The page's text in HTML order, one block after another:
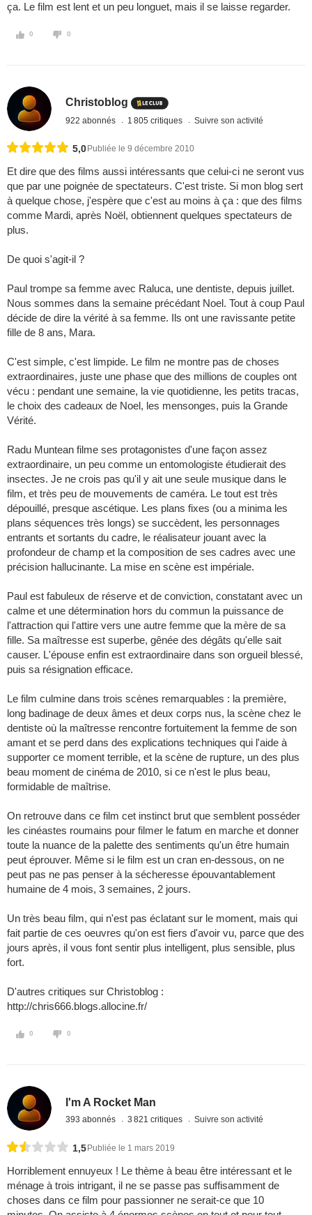
ça. Le film est lent et un peu longuet, mais il se laisse regarder.
0 0
Christoblog
922 abonnés 1 805 critiques Suivre son activité
5,0 Publiée le 9 décembre 2010
Et dire que des films aussi intéressants que celui-ci ne seront vus
que par une poignée de spectateurs. C'est triste. Si mon blog sert
à quelque chose, j'espère que c'est au moins à ça : que des films
comme Mardi, après Noël, obtiennent quelques spectateurs de
plus.
De quoi s'agit-il ?
Paul trompe sa femme avec Raluca, une dentiste, depuis juillet.
Nous sommes dans la semaine précédant Noel. Tout à coup Paul
décide de dire la vérité à sa femme. Ils ont une ravissante petite
fille de 8 ans, Mara.
C'est simple, c'est limpide. Le film ne montre pas de choses
extraordinaires, juste une phase que des millions de couples ont
vécu : pendant une semaine, la vie quotidienne, les petits tracas,
le choix des cadeaux de Noel, les mensonges, puis la Grande
Vérité.
Radu Muntean filme ses protagonistes d'une façon assez
extraordinaire, un peu comme un entomologiste étudierait des
insectes. Je ne crois pas qu'il y ait une seule musique dans le
film, et très peu de mouvements de caméra. Le tout est très
dépouillé, presque ascétique. Les plans fixes (ou a minima les
plans séquences très longs) se succèdent, les personnages
entrants et sortants du cadre, le réalisateur jouant avec la
profondeur de champ et la composition de ses cadres avec une
précision hallucinante. La mise en scène est impériale.
Paul est fabuleux de réserve et de conviction, constatant avec un
calme et une détermination hors du commun la puissance de
l'attraction qui l'attire vers une autre femme que la mère de sa
fille. Sa maîtresse est superbe, gênée des dégâts qu'elle sait
causer. L'épouse enfin est extraordinaire dans son orgueil blessé,
puis sa résignation efficace.
Le film culmine dans trois scènes remarquables : la première,
long badinage de deux âmes et deux corps nus, la scène chez le
dentiste où la maîtresse rencontre fortuitement la femme de son
amant et se perd dans des explications techniques qui l'aide à
supporter ce moment terrible, et la scène de rupture, un des plus
beau moment de cinéma de 2010, si ce n'est le plus beau,
formidable de maîtrise.
On retrouve dans ce film cet instinct brut que semblent posséder
les cinéastes roumains pour filmer le fatum en marche et donner
toute la nuance de la palette des sentiments qu'un être humain
peut éprouver. Même si le film est un cran en-dessous, on ne
peut pas ne pas penser à la sécheresse épouvantablement
humaine de 4 mois, 3 semaines, 2 jours.
Un très beau film, qui n'est pas éclatant sur le moment, mais qui
fait partie de ces oeuvres qu'on est fiers d'avoir vu, parce que des
jours après, il vous font sentir plus intelligent, plus sensible, plus
fort.
D'autres critiques sur Christoblog :
http://chris666.blogs.allocine.fr/
0 0
I'm A Rocket Man
393 abonnés 3 821 critiques Suivre son activité
1,5 Publiée le 1 mars 2019
Horriblement ennuyeux ! Le thème à beau être intéressant et le
ménage à trois intrigant, il ne se passe pas suffisamment de
choses dans ce film pour passionner ne serait-ce que 10